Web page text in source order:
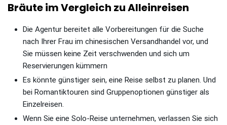
Bräute im Vergleich zu Alleinreisen
Die Agentur bereitet alle Vorbereitungen für die Suche
nach Ihrer Frau im chinesischen Versandhandel vor, und
Sie müssen keine Zeit verschwenden und sich um
Reservierungen kümmern
Es könnte günstiger sein, eine Reise selbst zu planen. Und
bei Romantiktouren sind Gruppenoptionen günstiger als
Einzelreisen.
Wenn Sie eine Solo-Reise unternehmen, verlassen Sie sich